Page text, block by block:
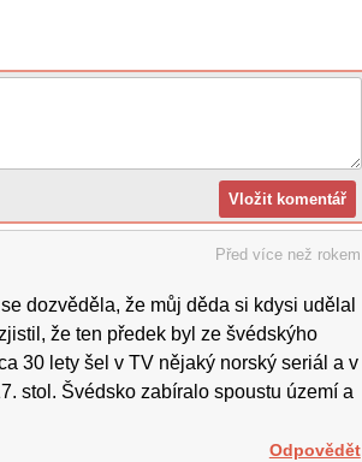
Před více než rokem
dozvěděla, že můj děda si kdysi udělal
že ten předek byl ze švédskýho
30 lety šel v TV nějaký norský seriál a v
stol. Švédsko zabíralo spoustu území a
Odpovědět